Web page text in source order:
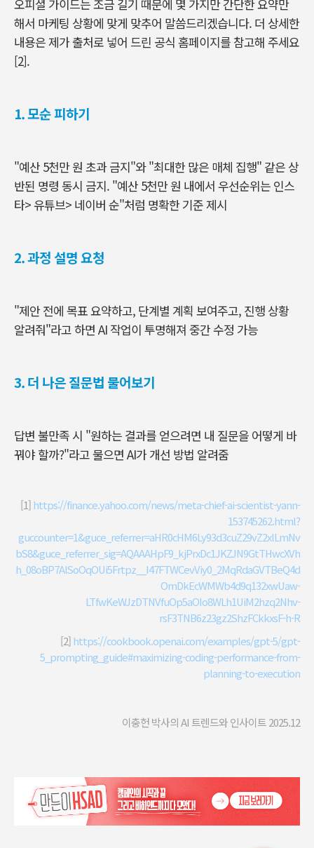
오피셜 가이드는 조금 길기 때문에 몇 가지만 간단한 요약만
해서 마케팅 상황에 맞게 맞추어 말씀드리겠습니다. 더 상세한
내용은 제가 출처로 넣어 드린 공식 홈페이지를 참고해 주세요
[2].
1. 모순 피하기
"예산 5천만 원 초과 금지"와"최대한 많은 매체 집행" 같은 상
반된 명령 동시 금지. "예산 5천만 원 내에서 우선순위는 인스
타> 유튜브> 네이버 순"처럼 명확한 기준 제시
2. 과정 설명 요청
"제안 전에 목표 요약하고, 단계별 계획 보여주고, 진행 상황
알려줘"라고 하면 AI 작업이 투명해져 중간 수정 가능
3. 더 나은 질문법 물어보기
답변 불만족 시 "원하는 결과를 얻으려면 내 질문을 어떻게 바
꿔야 할까?"라고 물으면 AI가 개선 방법 알려줌
[1]https://finance.yahoo.com/news/meta-chief-ai-scientist-yann-
153745262.html?
guccounter=1&guce_referrer=aHR0cHM6Ly93d3cuZ29vZ2xlLmNv
bS8&guce_referrer_sig=AQAAAHpF9_kjPrxDc1JKZJN9GtTHwcXVh
h_08oBP7AlSoOqOUi5Frtpz__I47FTWCevViy0_2MqRdaGVTBeQ4d
OmDkEcWMWb4d9q132xwUaw-
LTfwKeWJzDTNVfuOp5aOIo8WLh1UiM2hzq2Nhv-
rsF3TNB6z23gz2ShzFCkkxsF-h-R
[2]https://cookbook.openai.com/examples/gpt-5/gpt-
5_prompting_guide#maximizing-coding-performance-from-
planning-to-execution
이충헌 박사의 AI 트렌드와 인사이트 2025.12